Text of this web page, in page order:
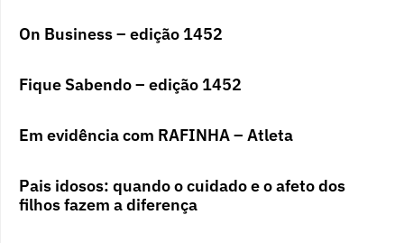
On Business – edição 1452
Fique Sabendo – edição 1452
Em evidência com RAFINHA – Atleta
Pais idosos: quando o cuidado e o afeto dos
filhos fazem a diferença